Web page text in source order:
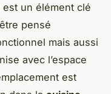
un élément clé
pensé
mais aussi
avec l’espace
est